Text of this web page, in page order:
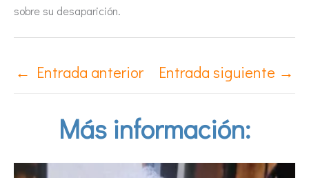
sobre su desaparición.
← Entrada anterior Entrada siguiente →
Más información: